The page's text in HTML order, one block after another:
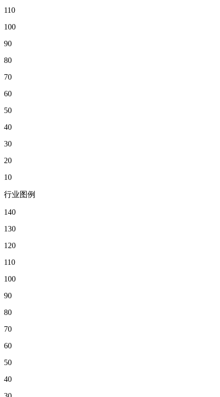
110
100
90
80
70
60
50
40
30
20
10
行业图例
140
130
120
110
100
90
80
70
60
50
40